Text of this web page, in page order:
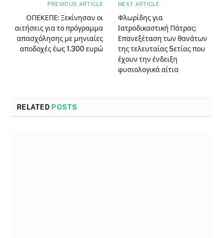
PREVIOUS ARTICLE
ΟΠΕΚΕΠΕ: Ξεκίνησαν οι
αιτήσεις για το πρόγραμμα
απασχόλησης με μηνιαίες
αποδοχές έως 1.300 ευρώ
NEXT ARTICLE
Φλωρίδης για
Ιατροδικαστική Πάτρας:
Επανεξέταση των θανάτων
της τελευταίας 5ετίας που
έχουν την ένδειξη
φυσιολογικά αίτια
RELATED POSTS